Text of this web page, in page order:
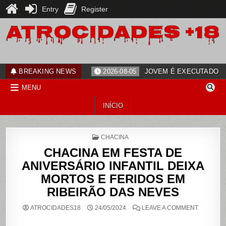
content
BREAKING NEWS 2026-08-05 JOVEM É EXECUTADO
MENU
INÍCIO
POSTED
CHACINA
CHACINA EM FESTA DE
ANIVERSÁRIO INFANTIL DEIXA
MORTOS E FERIDOS EM
RIBEIRÃO DAS NEVES
ATROCIDADES18 24/05/2024 LEAVE A COMMENTON
Entry Register